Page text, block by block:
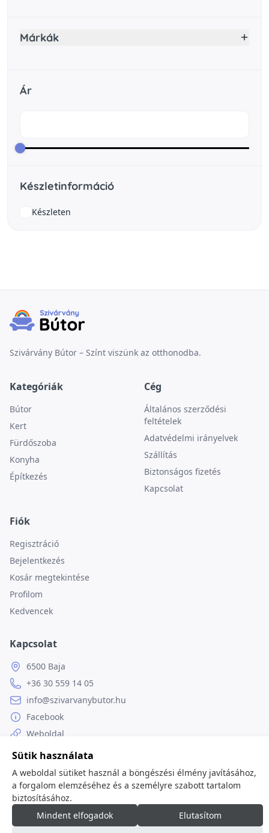
Márkák
Ár
Készletinformáció
Készleten
Szivárvány Bútor – Színt viszünk az otthonodba.
Kategóriák
Bútor
Kert
Fürdőszoba
Konyha
Építkezés
Cég
Általános szerződési
feltételek
Adatvédelmi irányelvek
Szállítás
Biztonságos fizetés
Kapcsolat
Fiók
Regisztráció
Bejelentkezés
Kosár megtekintése
Profilom
Kedvencek
Kapcsolat
6500 Baja
+36 30 559 14 05
info@szivarvanybutor.hu
Facebook
Weboldal
minden jog fenntartva.
Sütik használata
A weboldal sütiket használ a böngészési élmény javításához,
a forgalom elemzéséhez és a személyre szabott tartalom
biztosításához.
Mindent elfogadok
Elutasítom